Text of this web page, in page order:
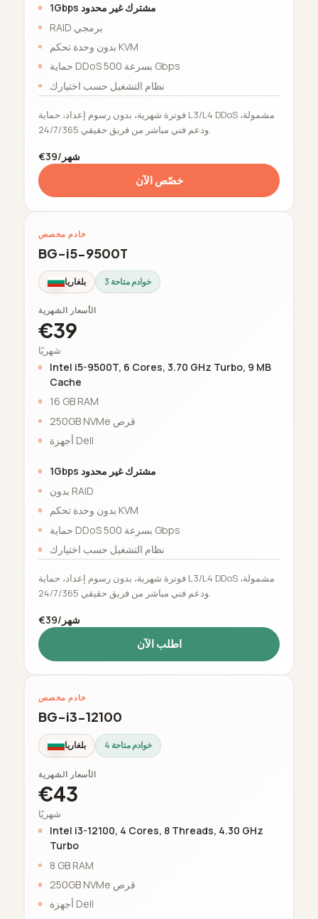
1Gbps مشترك غير محدود
RAID برمجي
بدون وحدة تحكم KVM
حماية DDoS بسرعة 500 Gbps
نظام التشغيل حسب اختيارك
فوترة شهرية، بدون رسوم إعداد، حماية L3/L4 DDoS مشمولة،
ودعم فني مباشر من فريق حقيقي 24/7/365.
€39/شهر
خصّص الآن
خادم مخصص
BG-i5-9500T
بلغاريا 3 خوادم متاحة
الأسعار الشهرية
€39
شهريًا
Intel i5-9500T, 6 Cores, 3.70 GHz Turbo, 9 MB
Cache
16 GB RAM
250GB NVMe قرص
أجهزة Dell
1Gbps مشترك غير محدود
بدون RAID
بدون وحدة تحكم KVM
حماية DDoS بسرعة 500 Gbps
نظام التشغيل حسب اختيارك
فوترة شهرية، بدون رسوم إعداد، حماية L3/L4 DDoS مشمولة،
ودعم فني مباشر من فريق حقيقي 24/7/365.
€39/شهر
اطلب الآن
خادم مخصص
BG-i3-12100
بلغاريا 4 خوادم متاحة
الأسعار الشهرية
€43
شهريًا
Intel i3-12100, 4 Cores, 8 Threads, 4.30 GHz
Turbo
8 GB RAM
250GB NVMe قرص
أجهزة Dell